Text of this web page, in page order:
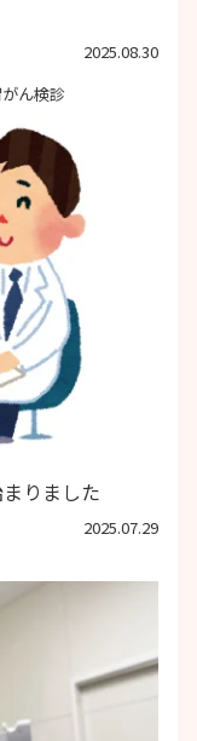
2025.08.30
がん検診
りました
2025.07.29